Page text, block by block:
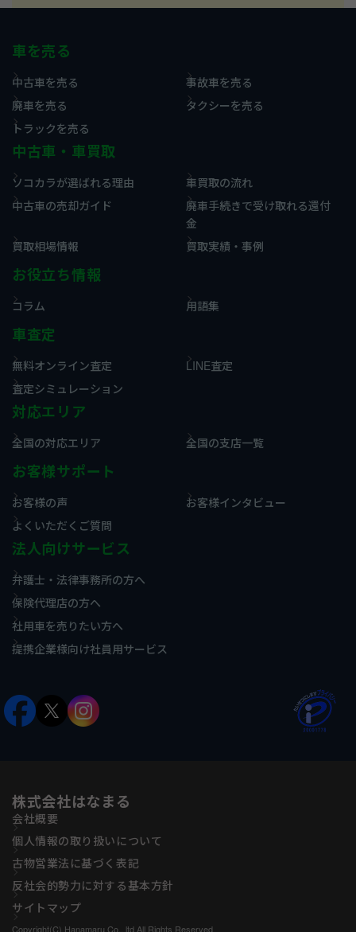
車を売る
中古車を売る
事故車を売る
廃車を売る
タクシーを売る
トラックを売る
中古車・車買取
ソコカラが選ばれる理由
車買取の流れ
中古車の売却ガイド
廃車手続きで受け取れる還付
金
買取相場情報
買取実績・事例
お役立ち情報
コラム 用語集
車査定
無料オンライン査定
LINE査定
査定シミュレーション
対応エリア
全国の対応エリア 全国の支店一覧
お客様サポート
お客様の声
お客様インタビュー
よくいただくご質問
法人向けサービス
弁護士・法律事務所の方へ
保険代理店の方へ
社用車を売りたい方へ
提携企業様向け社員用サービス
株式会社はなまる
会社概要
個人情報の取り扱いについて
古物営業法に基づく表記
反社会的勢力に対する基本方針
サイトマップ
Copyright(C) Hanamaru Co., ltd All Rights Reserved